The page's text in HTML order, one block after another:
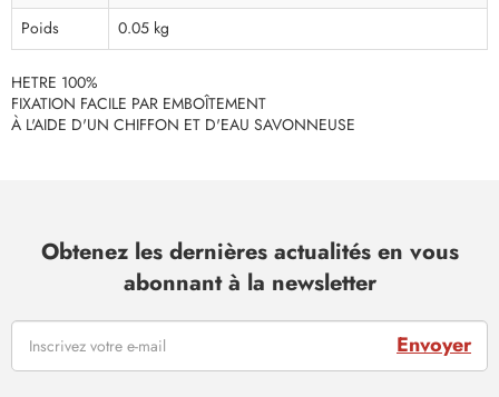
Poids
0.05 kg
HETRE 100%
FIXATION FACILE PAR EMBOÎTEMENT
À L'AIDE D'UN CHIFFON ET D'EAU SAVONNEUSE
Obtenez les dernières actualités en vous
abonnant à la newsletter
Envoyer